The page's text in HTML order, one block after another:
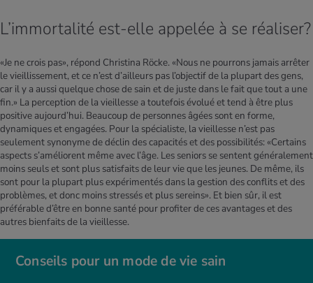
L’immortalité est-elle appelée à se réaliser?
Conseils pour un mode de vie sain
«Je ne crois pas», répond Christina Röcke. «Nous ne pourrons jamais arrêter
le vieillissement, et ce n’est d’ailleurs pas l’objectif de la plupart des gens,
car il y a aussi quelque chose de sain et de juste dans le fait que tout a une
fin.» La perception de la vieillesse a toutefois évolué et tend à être plus
positive aujourd’hui. Beaucoup de personnes âgées sont en forme,
dynamiques et engagées. Pour la spécialiste, la vieillesse n’est pas
seulement synonyme de déclin des capacités et des possibilités: «Certains
aspects s’améliorent même avec l’âge. Les seniors se sentent généralement
moins seuls et sont plus satisfaits de leur vie que les jeunes. De même, ils
sont pour la plupart plus expérimentés dans la gestion des conflits et des
problèmes, et donc moins stressés et plus sereins». Et bien sûr, il est
préférable d’être en bonne santé pour profiter de ces avantages et des
autres bienfaits de la vieillesse.